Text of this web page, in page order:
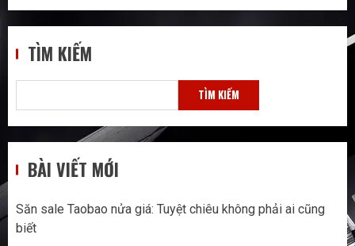
TÌM KIẾM
TÌM KIẾM
BÀI VIẾT MỚI
Săn sale Taobao nửa giá: Tuyệt chiêu không phải ai cũng
biết